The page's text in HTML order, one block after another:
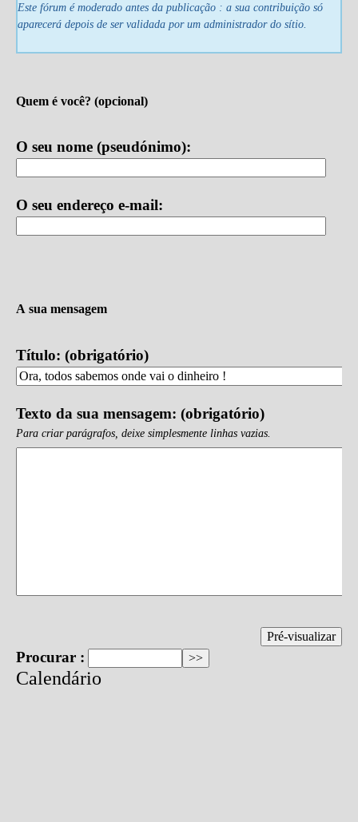
Este fórum é moderado antes da publicação : a sua contribuição só
aparecerá depois de ser validada por um administrador do sítio.
Quem é você? (opcional)
O seu nome (pseudónimo):
O seu endereço e-mail:
A sua mensagem
Título: (obrigatório)
Texto da sua mensagem: (obrigatório)
Para criar parágrafos, deixe simplesmente linhas vazias.
Procurar :
Calendário